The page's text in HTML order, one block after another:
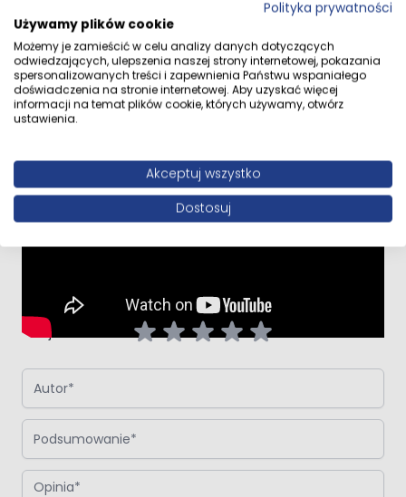
Jak działa bateria
termostatyczna?
Opinie klientów
Napisz własną recenzję
Twoja ocena:
Autor
Podsumowanie
Opinia
Polityka prywatności
Używamy plików cookie
Możemy je zamieścić w celu analizy danych dotyczących
odwiedzających, ulepszenia naszej strony internetowej, pokazania
spersonalizowanych treści i zapewnienia Państwu wspaniałego
doświadczenia na stronie internetowej. Aby uzyskać więcej
informacji na temat plików cookie, których używamy, otwórz
ustawienia.
Akceptuj wszystko
Dostosuj